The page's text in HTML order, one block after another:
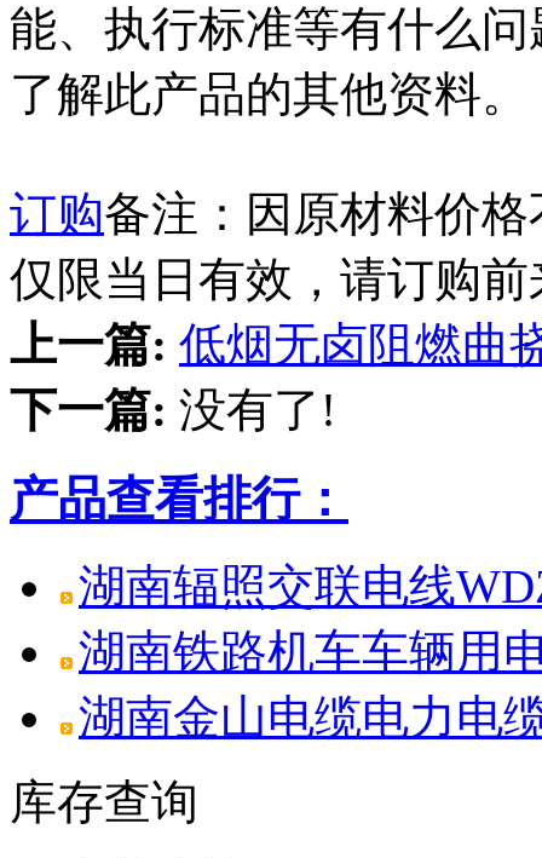
能、执行标准等有什么
了解此产品的其他资料。
订购备注：因原材料价
仅限当日有效，请订购
上一篇: 低烟无卤阻燃曲
下一篇: 没有了!
产品查看排行：
湖南辐照交联电线
湖南铁路机车车辆用
湖南金山电缆电力电
库存查询